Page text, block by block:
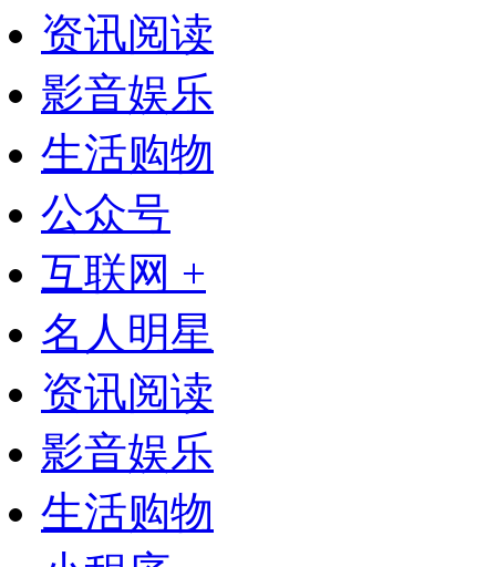
资讯阅读
影音娱乐
生活购物
公众号
互联网 +
名人明星
资讯阅读
影音娱乐
生活购物